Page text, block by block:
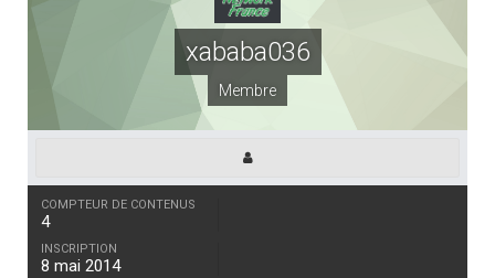
xababa036
Membre
COMPTEUR DE CONTENUS
4
INSCRIPTION
8 mai 2014